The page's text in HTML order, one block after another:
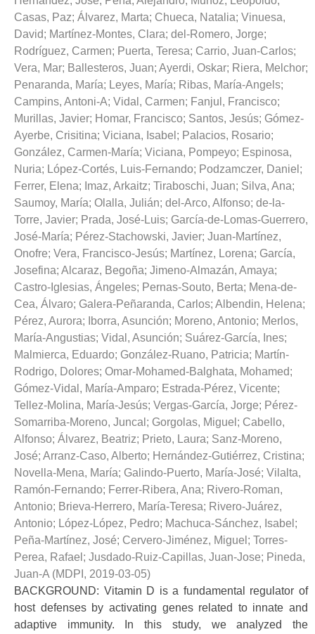
Casas, Paz; Álvarez, Marta; Chueca, Natalia; Vinuesa,
David; Martínez-Montes, Clara; del-Romero, Jorge;
Rodríguez, Carmen; Puerta, Teresa; Carrio, Juan-Carlos;
Vera, Mar; Ballesteros, Juan; Ayerdi, Oskar; Riera, Melchor;
Penaranda, María; Leyes, María; Ribas, María-Angels;
Campins, Antoni-A; Vidal, Carmen; Fanjul, Francisco;
Murillas, Javier; Homar, Francisco; Santos, Jesús; Gómez-
Ayerbe, Crisitina; Viciana, Isabel ; Palacios, Rosario;
González, Carmen-María; Viciana, Pompeyo; Espinosa,
Nuria; López-Cortés, Luis-Fernando; Podzamczer, Daniel ;
Ferrer, Elena; Imaz, Arkaitz; Tiraboschi, Juan; Silva, Ana;
Saumoy, María; Olalla, Julián; del-Arco, Alfonso; de-la-
Torre, Javier; Prada, José-Luis; García-de-Lomas-Guerrero,
José-María; Pérez-Stachowski, Javier; Juan-Martínez,
Onofre; Vera, Francisco-Jesús; Martínez, Lorena; García,
Josefina; Alcaraz, Begoña; Jimeno-Almazán, Amaya;
Castro-Iglesias, Ángeles; Pernas-Souto, Berta; Mena-de-
Cea, Álvaro; Galera-Peñaranda, Carlos; Albendin, Helena;
Pérez, Aurora; Iborra, Asunción; Moreno, Antonio; Merlos,
María-Angustias; Vidal, Asunción; Suárez-García, Ines;
Malmierca, Eduardo; González-Ruano, Patricia; Martín-
Rodrigo, Dolores; Omar-Mohamed-Balghata, Mohamed;
Gómez-Vidal, María-Amparo; Estrada-Pérez, Vicente;
Tellez-Molina, María-Jesús; Vergas-García, Jorge; Pérez-
Somarriba-Moreno, Juncal ; Gorgolas, Miguel ; Cabello,
Alfonso; Álvarez, Beatriz; Prieto, Laura; Sanz-Moreno,
José; Arranz-Caso, Alberto; Hernández-Gutiérrez, Cristina;
Novella-Mena, María; Galindo-Puerto, María-José; Vilalta,
Ramón-Fernando; Ferrer-Ribera, Ana; Rivero-Roman,
Antonio; Brieva-Herrero, María-Teresa; Rivero-Juárez,
Antonio; López-López, Pedro; Machuca-Sánchez, Isabel ;
Peña-Martínez, José; Cervero-Jiménez, Miguel ; Torres-
Perea, Rafael ; Jusdado-Ruiz-Capillas, Juan-Jose; Pineda,
Juan-A (MDPI , 2019-03-05)
BACKGROUND: Vitamin D is a fundamental regulator of
host defenses by activating genes related to innate and
adaptive immunity. In this study, we analyzed the